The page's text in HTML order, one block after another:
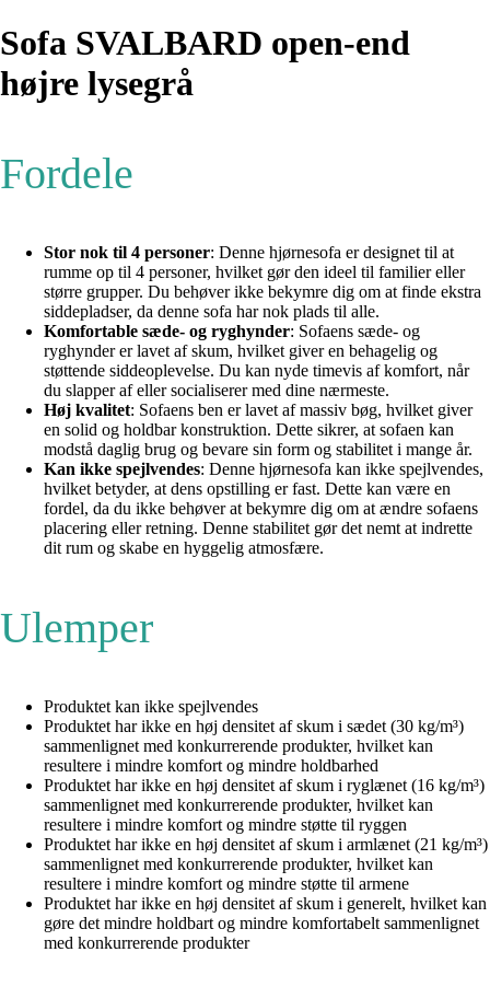
Sofa SVALBARD open-end
højre lysegrå
Fordele
Stor nok til 4 personer: Denne hjørnesofa er designet til at
rumme op til 4 personer, hvilket gør den ideel til familier eller
større grupper. Du behøver ikke bekymre dig om at finde ekstra
siddepladser, da denne sofa har nok plads til alle.
Komfortable sæde- og ryghynder: Sofaens sæde- og
ryghynder er lavet af skum, hvilket giver en behagelig og
støttende siddeoplevelse. Du kan nyde timevis af komfort, når
du slapper af eller socialiserer med dine nærmeste.
Høj kvalitet: Sofaens ben er lavet af massiv bøg, hvilket giver
en solid og holdbar konstruktion. Dette sikrer, at sofaen kan
modstå daglig brug og bevare sin form og stabilitet i mange år.
Kan ikke spejlvendes: Denne hjørnesofa kan ikke spejlvendes,
hvilket betyder, at dens opstilling er fast. Dette kan være en
fordel, da du ikke behøver at bekymre dig om at ændre sofaens
placering eller retning. Denne stabilitet gør det nemt at indrette
dit rum og skabe en hyggelig atmosfære.
Ulemper
Produktet kan ikke spejlvendes
Produktet har ikke en høj densitet af skum i sædet (30 kg/m³)
sammenlignet med konkurrerende produkter, hvilket kan
resultere i mindre komfort og mindre holdbarhed
Produktet har ikke en høj densitet af skum i ryglænet (16 kg/m³)
sammenlignet med konkurrerende produkter, hvilket kan
resultere i mindre komfort og mindre støtte til ryggen
Produktet har ikke en høj densitet af skum i armlænet (21 kg/m³)
sammenlignet med konkurrerende produkter, hvilket kan
resultere i mindre komfort og mindre støtte til armene
Produktet har ikke en høj densitet af skum i generelt, hvilket kan
gøre det mindre holdbart og mindre komfortabelt sammenlignet
med konkurrerende produkter